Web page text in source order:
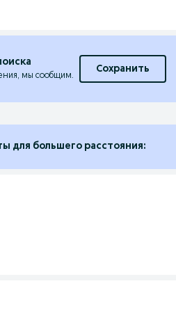
мы сообщим.
Сохранить
для большего расстояния: